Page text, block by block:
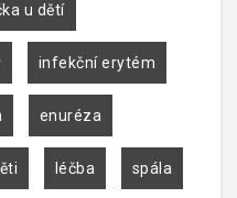
u dětí
infekční erytém
enuréza
léčba spála